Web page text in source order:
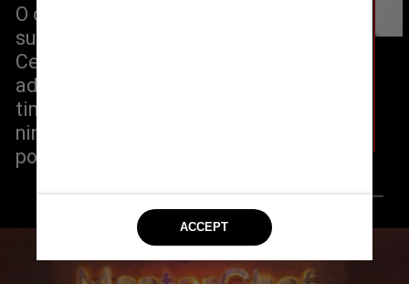
O cardápio do episódio foi
supervisionado pela chef Rakel
Cernicharo. Durante a prova, Rakel teria
advertido várias vezes que os pratos
tinham falhas na elaboração, mas
ninguém suspeitou que os ingredientes
poderiam estar estragados
Reprodução @rakelkarak